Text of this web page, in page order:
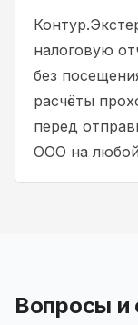
налоговую
без
расчёты
перед
ООО на любой
Вопросы и